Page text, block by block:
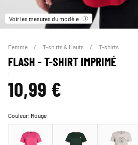
Voir les mesures du modèle
Femme T-shirts & Hauts T-shirts
FLASH - T-SHIRT IMPRIMÉ
10,99 €
Couleur: Rouge